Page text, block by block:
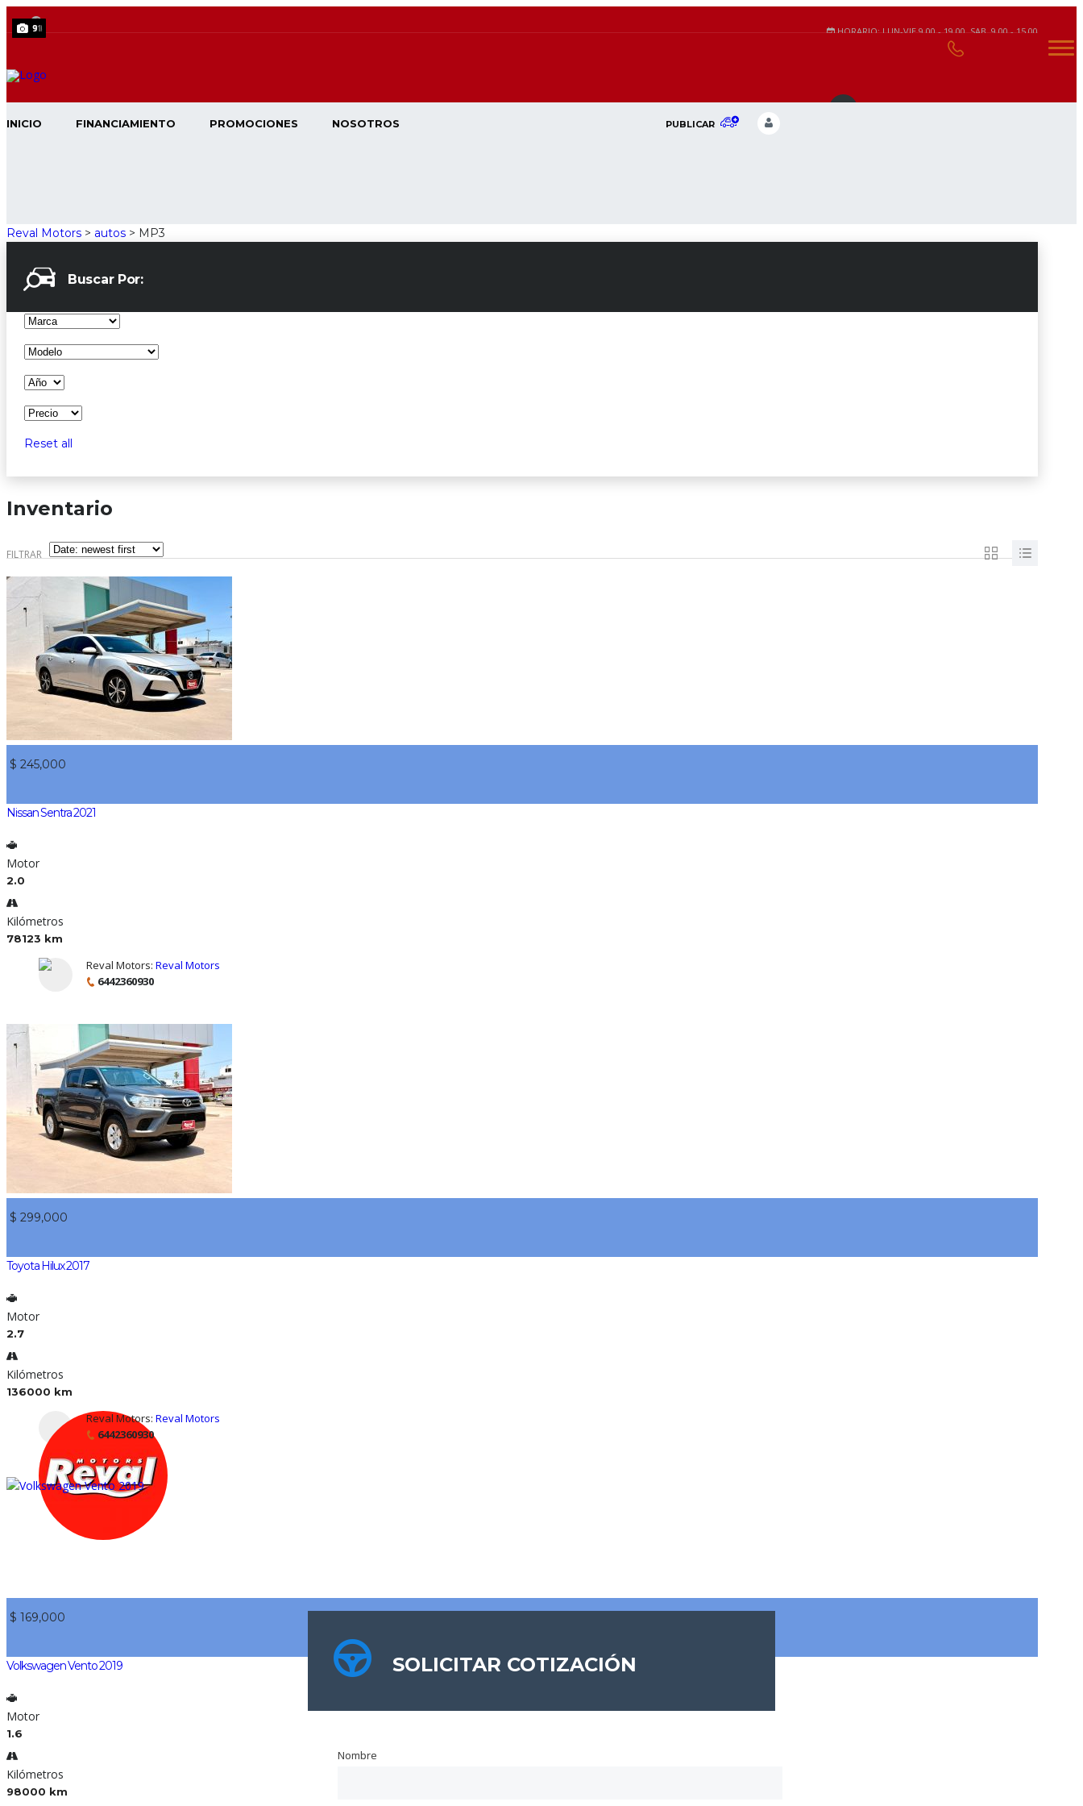
HORARIO: LUN-VIE 9.00 - 19.00. SAB. 9.00 - 15.00
PUBLICAR
INICIO FINANCIAMIENTO PROMOCIONES NOSOTROS
Reval Motors > autos > MP3
Buscar Por:
Reset all
Inventario
FILTRAR
9
$ 245,000
Nissan Sentra 2021
Motor
2.0
Kilómetros
78123 km
Reval Motors: Reval Motors
6442360930
16
$ 299,000
Toyota Hilux 2017
Motor
2.7
Kilómetros
136000 km
Reval Motors: Reval Motors
6442360930
14
$ 169,000
Volkswagen Vento 2019
Motor
1.6
Kilómetros
98000 km
16
11
14
10
14
12
12
12
25
12
10
9
21
7
9
11
9
9
SOLICITAR COTIZACIÓN
Nombre
SOLICITAR COTIZACIÓN
Nombre